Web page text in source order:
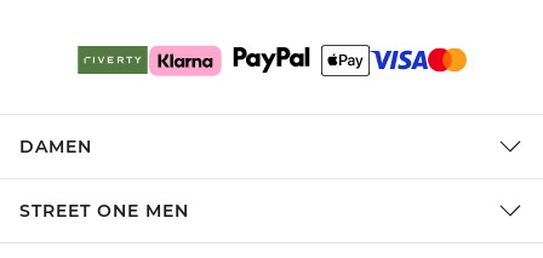
DAMEN
STREET ONE MEN